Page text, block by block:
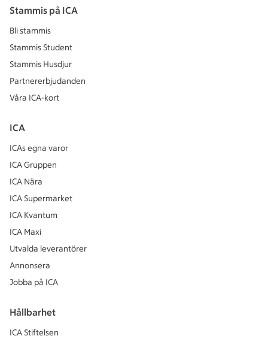
Stammis på ICA
Bli stammis
Stammis Student
Stammis Husdjur
Partnererbjudanden
Våra ICA-kort
ICA
ICAs egna varor
ICA Gruppen
ICA Nära
ICA Supermarket
ICA Kvantum
ICA Maxi
Utvalda leverantörer
Annonsera
Jobba på ICA
Hållbarhet
ICA Stiftelsen